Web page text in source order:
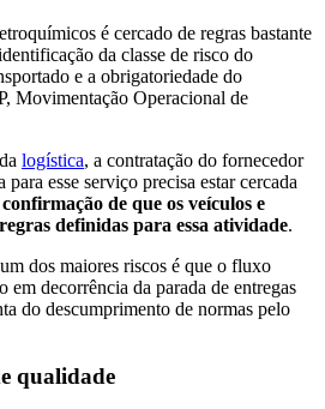
é cercado de regras bastante
da classe de risco do
e a obrigatoriedade do
Movimentação Operacional de
logística, a contratação do fornecedor
esse serviço precisa estar cercada
confirmação de que os veículos e
definidas para essa atividade.
dos maiores riscos é que o fluxo
em decorrência da parada de entregas
do descumprimento de normas pelo
qualidade